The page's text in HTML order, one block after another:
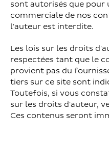
sont autorisés que pour
commerciale de nos
l'auteur est interdite.
Les lois sur les droits
respectées tant que le
provient pas du
tiers sur ce site sont
Toutefois, si vous
sur les droits d'auteur,
Ces contenus seront